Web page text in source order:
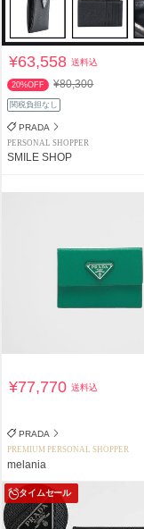
¥63,558送料込
20%OFF ¥80,300
関税負担なし
PRADA
PERSONAL SHOPPER
SMILE SHOP
¥77,770送料込
PRADA
PREMIUM PERSONAL SHOPPER
melania
タイムセール